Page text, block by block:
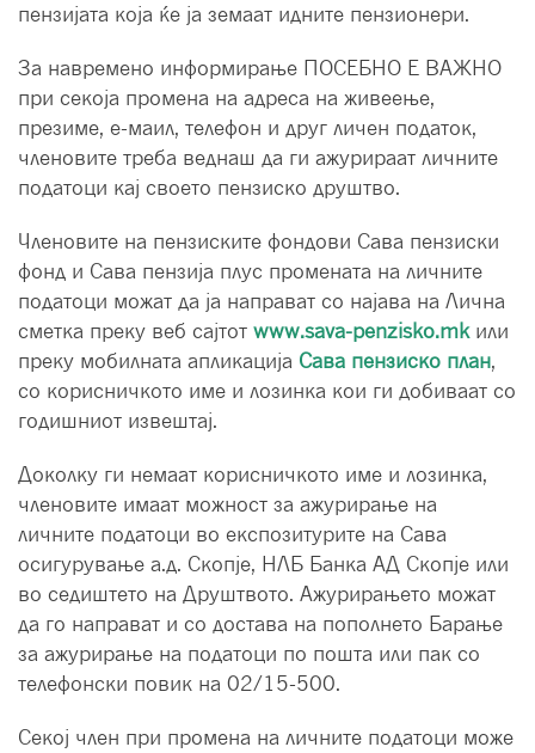
пензијата која ќе ја земаат идните пензионери.
За навремено информирање ПОСЕБНО Е ВАЖНО
при секоја промена на адреса на живеење,
презиме, е-маил, телефон и друг личен податок,
членовите треба веднаш да ги ажурираат личните
податоци кај своето пензиско друштво.
Членовите на пензиските фондови Сава пензиски
фонд и Сава пензија плус промената на личните
податоци можат да ја направат со најава на Лична
сметка преку веб сајтот www.sava-penzisko.mkили
преку мобилната апликација Сава пензиско план,
со корисничкото име и лозинка кои ги добиваат со
годишниот извештај.
Доколку ги немаат корисничкото име и лозинка,
членовите имаат можност за ажурирање на
личните податоци во експозитурите на Сава
осигурување а.д. Скопје, НЛБ Банка АД Скопје или
во седиштето на Друштвото. Ажурирањето можат
да го направат и со достава на пополнето Барање
за ажурирање на податоци по пошта или пак со
телефонски повик на 02/15-500.
Секој член при промена на личните податоци може